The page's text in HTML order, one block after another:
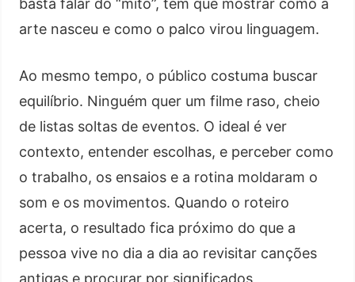
basta falar do “mito”, tem que mostrar como a
arte nasceu e como o palco virou linguagem.
Ao mesmo tempo, o público costuma buscar
equilíbrio. Ninguém quer um filme raso, cheio
de listas soltas de eventos. O ideal é ver
contexto, entender escolhas, e perceber como
o trabalho, os ensaios e a rotina moldaram o
som e os movimentos. Quando o roteiro
acerta, o resultado fica próximo do que a
pessoa vive no dia a dia ao revisitar canções
antigas e procurar por significados